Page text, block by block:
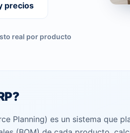
precios
real por producto
Planning) es un sistema que